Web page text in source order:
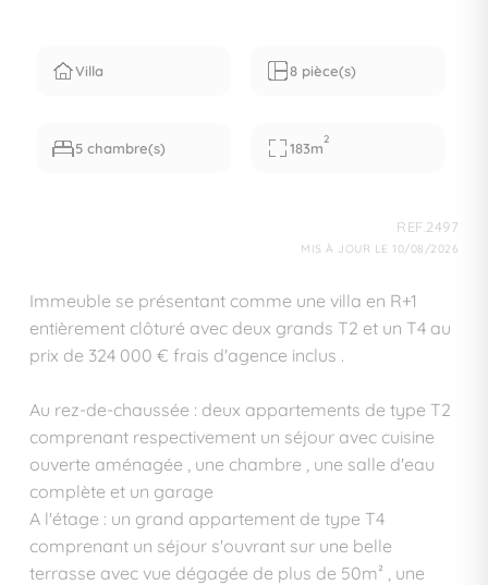
Villa 8 pièce(s)
5 chambre(s) 183m
2
REF.2497
MIS À JOUR LE 10/08/2026
Immeuble se présentant comme une villa en R+1
entièrement clôturé avec deux grands T2 et un T4 au
prix de 324 000 € frais d'agence inclus .
Au rez-de-chaussée : deux appartements de type T2
comprenant respectivement un séjour avec cuisine
ouverte aménagée , une chambre , une salle d'eau
complète et un garage
A l'étage : un grand appartement de type T4
comprenant un séjour s'ouvrant sur une belle
terrasse avec vue dégagée de plus de 50m² , une